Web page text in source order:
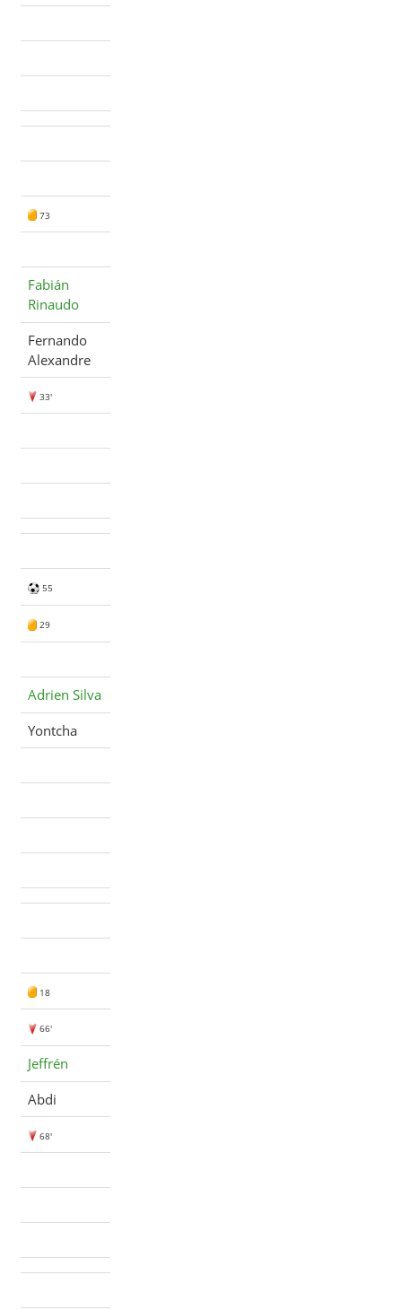
73
Fabián
Rinaudo
Fernando
Alexandre
33'
55
29
Adrien Silva
Yontcha
18
66'
Jeffrén
Abdi
68'